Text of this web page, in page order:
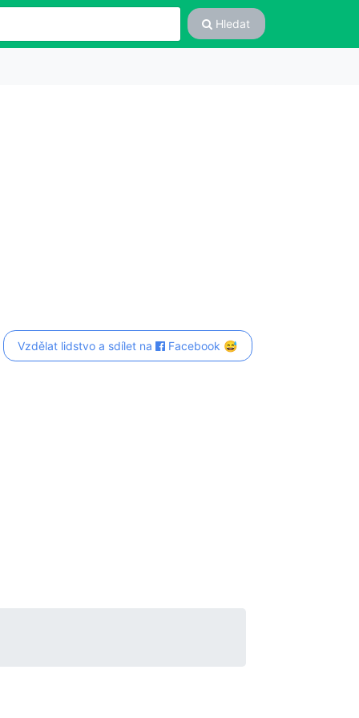
Hledat
Vzdělat lidstvo a sdílet na Facebook 😅